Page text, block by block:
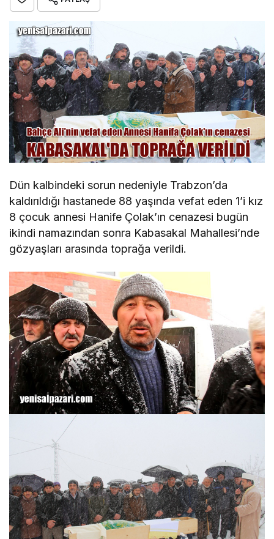
Dün kalbindeki sorun nedeniyle Trabzon’da
kaldırıldığı hastanede 88 yaşında vefat eden 1’i kız
8 çocuk annesi Hanife Çolak’ın cenazesi bugün
ikindi namazından sonra Kabasakal Mahallesi’nde
gözyaşları arasında toprağa verildi.